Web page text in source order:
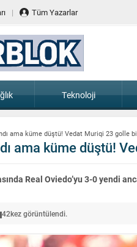
Tüm Yazarlar
Teknoloji
ama küme düştü! Vedat Muriqi 23 golle
ama küme düştü!
Real Oviedo’yu 3-0 yendi
42kez görüntülendi.